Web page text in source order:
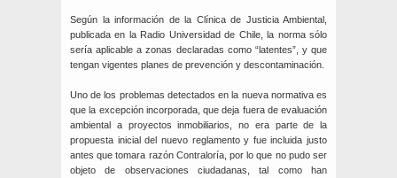
Según la información de la Clínica de Justicia Ambiental,
publicada en la Radio Universidad de Chile, la norma sólo
sería aplicable a zonas declaradas como “latentes”, y que
tengan vigentes planes de prevención y descontaminación.
Uno de los problemas detectados en la nueva normativa es
que la excepción incorporada, que deja fuera de evaluación
ambiental a proyectos inmobiliarios, no era parte de la
propuesta inicial del nuevo reglamento y fue incluida justo
antes que tomara razón Contraloría, por lo que no pudo ser
objeto de observaciones ciudadanas, tal como han